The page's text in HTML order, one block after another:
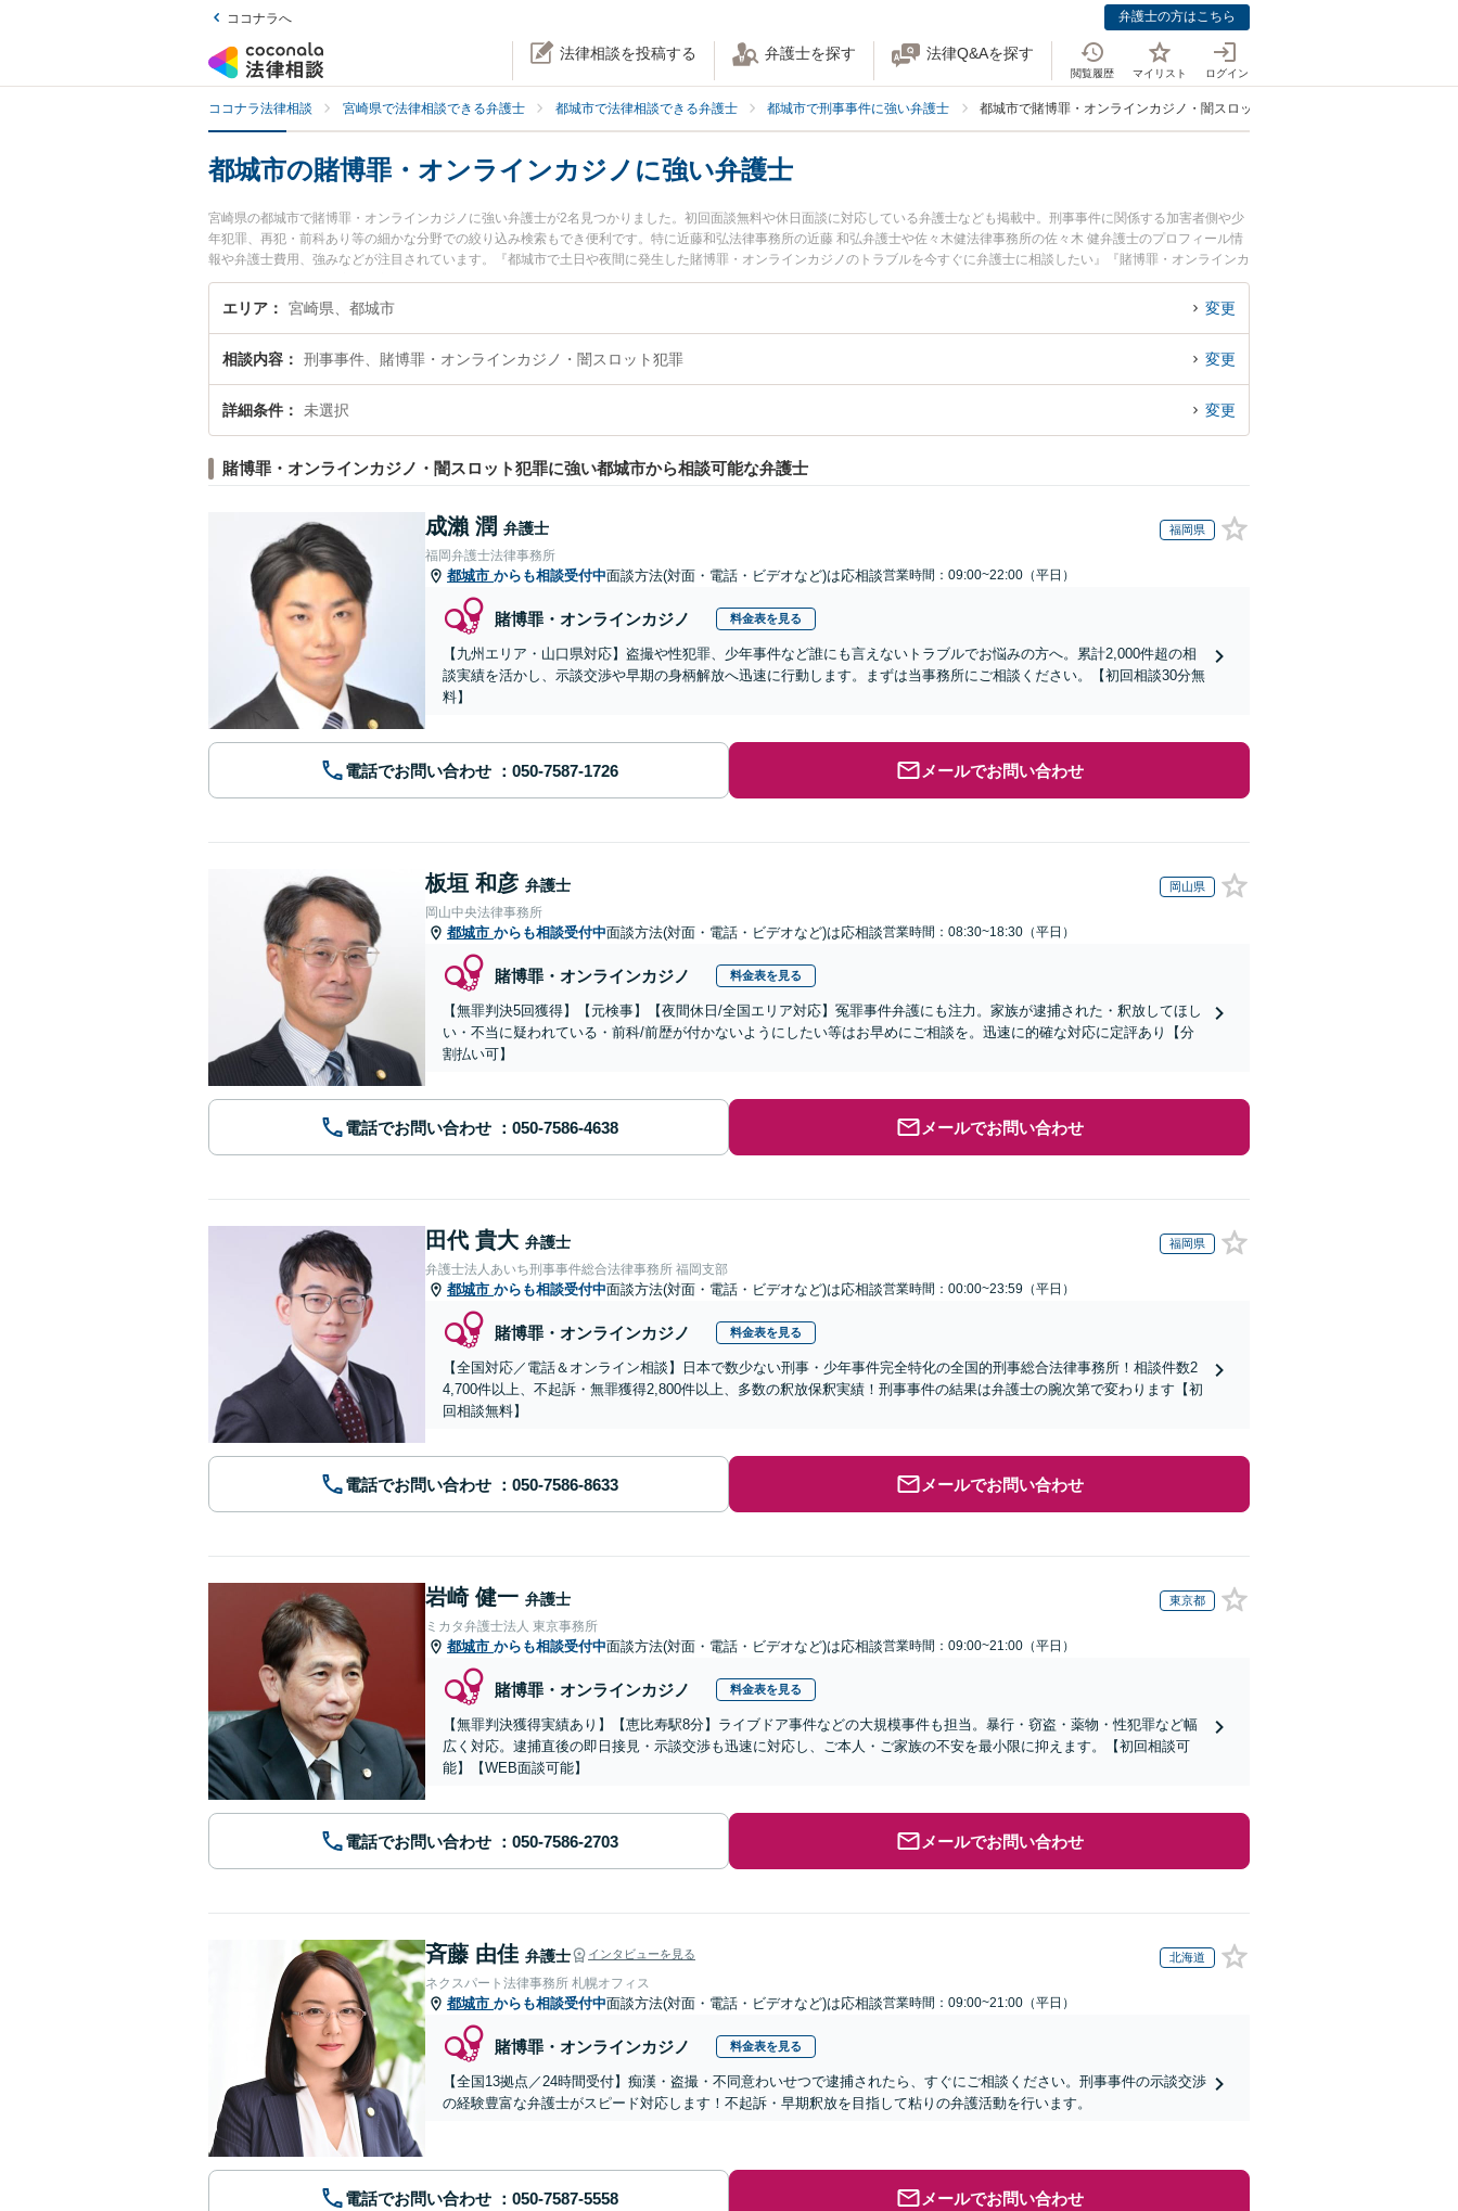
ココナラへ 弁護士の方はこちら
法律相談を投稿する 弁護士を探す 法律Q&Aを探す
閲覧履歴 マイリスト ログイン
ココナラ法律相談 宮崎県で法律相談できる弁護士 都城市で法律相談できる弁護士 都城市で刑事事件に強い弁護士 都城市で賭博罪・オンラインカジノ・闇スロット犯罪に強い弁護士
都城市の賭博罪・オンラインカジノに強い弁護士
宮崎県の都城市で賭博罪・オンラインカジノに強い弁護士が2名見つかりました。初回面談無料や休日面談に対応している弁護士なども掲載中。刑事事件に関係する加害者側や少
年犯罪、再犯・前科あり等の細かな分野での絞り込み検索もでき便利です。特に近藤和弘法律事務所の近藤 和弘弁護士や佐々木健法律事務所の佐々木 健弁護士のプロフィール情
報や弁護士費用、強みなどが注目されています。『都城市で土日や夜間に発生した賭博罪・オンラインカジノのトラブルを今すぐに弁護士に相談したい』『賭博罪・オンラインカ
ジノのトラブル解決の実績豊富な近くの弁護士を検索したい』『初回相談無料で賭博罪・オンラインカジノを法律相談できる都城市内の弁護士に相談予約したい』などでお困りの
相談者さんにおすすめです。
エリア 宮崎県、都城市 変更
相談内容 刑事事件、賭博罪・オンラインカジノ・闇スロット犯罪 変更
詳細条件 未選択 変更
賭博罪・オンラインカジノ・闇スロット犯罪に強い都城市から相談可能な弁護士
成瀨 潤 弁護士 福岡県
福岡弁護士法律事務所
都城市 からも相談受付中面談方法(対面・電話・ビデオなど)は応相談営業時間：09:00~22:00（平日）
賭博罪・オンラインカジノ 料金表を見る
【九州エリア・山口県対応】盗撮や性犯罪、少年事件など誰にも言えないトラブルでお悩みの方へ。累計2,000件超の相
談実績を活かし、示談交渉や早期の身柄解放へ迅速に行動します。まずは当事務所にご相談ください。【初回相談30分無
料】
電話でお問い合わせ メールでお問い合わせ
板垣 和彦 弁護士 岡山県
岡山中央法律事務所
都城市 からも相談受付中面談方法(対面・電話・ビデオなど)は応相談営業時間：08:30~18:30（平日）
賭博罪・オンラインカジノ 料金表を見る
【無罪判決5回獲得】【元検事】【夜間休日/全国エリア対応】冤罪事件弁護にも注力。家族が逮捕された・釈放してほし
い・不当に疑われている・前科/前歴が付かないようにしたい等はお早めにご相談を。迅速に的確な対応に定評あり【分
割払い可】
電話でお問い合わせ メールでお問い合わせ
田代 貴大 弁護士 福岡県
弁護士法人あいち刑事事件総合法律事務所 福岡支部
都城市 からも相談受付中面談方法(対面・電話・ビデオなど)は応相談営業時間：00:00~23:59（平日）
賭博罪・オンラインカジノ 料金表を見る
【全国対応／電話＆オンライン相談】日本で数少ない刑事・少年事件完全特化の全国的刑事総合法律事務所！相談件数2
4,700件以上、不起訴・無罪獲得2,800件以上、多数の釈放保釈実績！刑事事件の結果は弁護士の腕次第で変わります【初
回相談無料】
電話でお問い合わせ メールでお問い合わせ
岩崎 健一 弁護士 東京都
ミカタ弁護士法人 東京事務所
都城市 からも相談受付中面談方法(対面・電話・ビデオなど)は応相談営業時間：09:00~21:00（平日）
賭博罪・オンラインカジノ 料金表を見る
【無罪判決獲得実績あり】【恵比寿駅8分】ライブドア事件などの大規模事件も担当。暴行・窃盗・薬物・性犯罪など幅
広く対応。逮捕直後の即日接見・示談交渉も迅速に対応し、ご本人・ご家族の不安を最小限に抑えます。【初回相談可
能】【WEB面談可能】
電話でお問い合わせ メールでお問い合わせ
斉藤 由佳 弁護士 インタビューを見る 北海道
ネクスパート法律事務所 札幌オフィス
都城市 からも相談受付中面談方法(対面・電話・ビデオなど)は応相談営業時間：09:00~21:00（平日）
賭博罪・オンラインカジノ 料金表を見る
【全国13拠点／24時間受付】痴漢・盗撮・不同意わいせつで逮捕されたら、すぐにご相談ください。刑事事件の示談交渉
の経験豊富な弁護士がスピード対応します！不起訴・早期釈放を目指して粘りの弁護活動を行います。
電話でお問い合わせ メールでお問い合わせ